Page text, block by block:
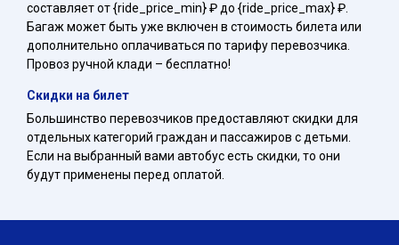
составляет от {ride_price_min} ₽ до {ride_price_max} ₽.
Багаж может быть уже включен в стоимость билета или
дополнительно оплачиваться по тарифу перевозчика.
Провоз ручной клади – бесплатно!
Скидки на билет
Большинство перевозчиков предоставляют скидки для
отдельных категорий граждан и пассажиров с детьми.
Если на выбранный вами автобус есть скидки, то они
будут применены перед оплатой.